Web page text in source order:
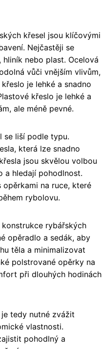
křesel jsou klíčovými
Nejčastěji se
nebo plast. Ocelová
vůči vnějším vlivům,
je lehké a snadno
křeslo je lehké a
ale méně pevné.
se liší podle typu.
která lze snadno
jsou skvělou volbou
a hledají pohodlnost.
na ruce, které
rybolovu.
rybářských
opěradlo a sedák, aby
těla a minimalizovat
polstrované opěrky na
při dlouhých hodinách
tedy nutné zvážit
vlastnosti.
pohodlný a